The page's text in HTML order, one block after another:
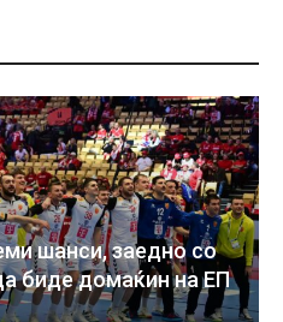
шанси, заедно со
биде домаќин на ЕП